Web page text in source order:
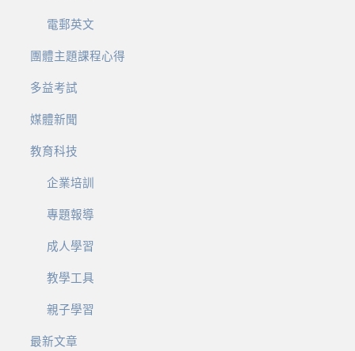
電郵英文
團體主題課程心得
多益考試
媒體新聞
教育科技
企業培訓
專題報導
成人學習
教學工具
親子學習
最新文章